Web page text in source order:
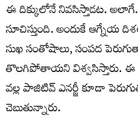
ఈ దిక్కులోనే నివసిస్తాడట.
సూచిస్తుంది. అందుకే ఆగ్నేయ
సుఖ సంతోషాలు, సంపద
తొలగిపోతాయని విశ్వసిస్తారు. ఈ
వ‌ల్ల పాజిటివ్ ఎన‌ర్జీ కూడా
చెబుతున్నారు.